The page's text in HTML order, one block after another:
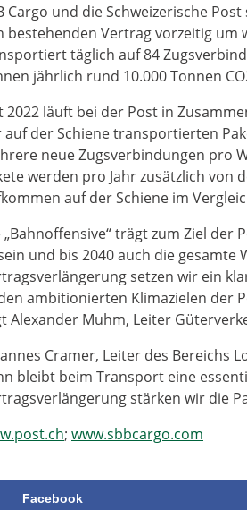
Cargo und die Schweizerische
bestehenden Vertrag vorzeitig um
täglich auf 84
jährlich rund 10.000 Tonnen
2022 läuft bei der Post in
auf der Schiene transportierten
neue Zugsverbindungen pro
werden pro Jahr zusätzlich von
auf der Schiene im
„Bahnoffensive“ trägt zum Ziel
und bis 2040 auch die
setzen wir ein
ambitionierten Klimazielen der
Alexander Muhm, Leiter
Cramer, Leiter des Bereichs
bleibt beim Transport eine
stärken wir die
; www.sbbcargo.com
Facebook